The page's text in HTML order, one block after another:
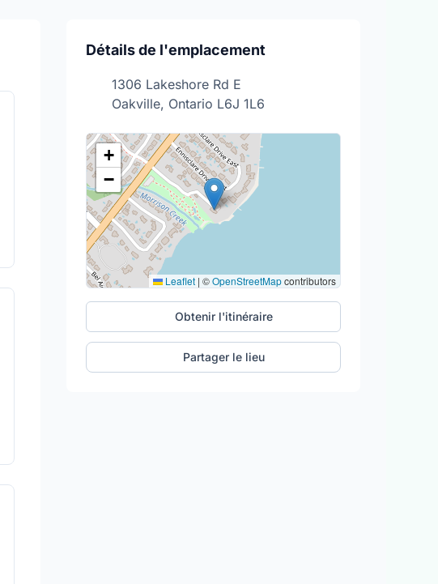
Détails de l'emplacement
1306 Lakeshore Rd E
Oakville, Ontario L6J 1L6
+
−
Leaflet | ©OpenStreetMapcontributors
Obtenir l'itinéraire
Partager le lieu